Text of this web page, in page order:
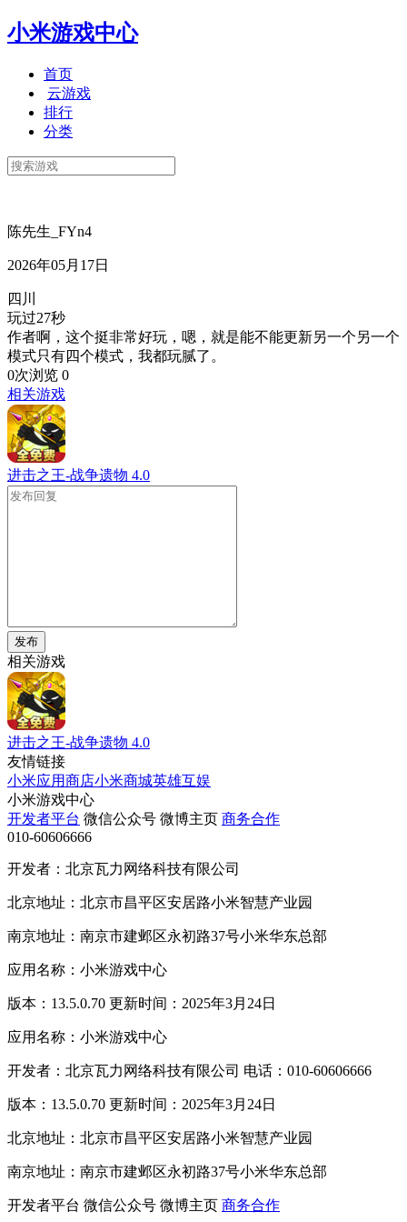
小米游戏中心
首页
云游戏
排行
分类
陈先生_FYn4
2026年05月17日
四川
玩过27秒
作者啊，这个挺非常好玩，嗯，就是能不能更新另一个另一个
模式只有四个模式，我都玩腻了。
0次浏览 0
相关游戏
进击之王-战争遗物 4.0
发布
相关游戏
进击之王-战争遗物 4.0
友情链接
小米应用商店小米商城英雄互娱
小米游戏中心
开发者平台 微信公众号 微博主页 商务合作
010-60606666
开发者：北京瓦力网络科技有限公司
北京地址：北京市昌平区安居路小米智慧产业园
南京地址：南京市建邺区永初路37号小米华东总部
应用名称：小米游戏中心
版本：13.5.0.70 更新时间：2025年3月24日
应用名称：小米游戏中心
开发者：北京瓦力网络科技有限公司 电话：010-60606666
版本：13.5.0.70 更新时间：2025年3月24日
北京地址：北京市昌平区安居路小米智慧产业园
南京地址：南京市建邺区永初路37号小米华东总部
开发者平台 微信公众号 微博主页 商务合作